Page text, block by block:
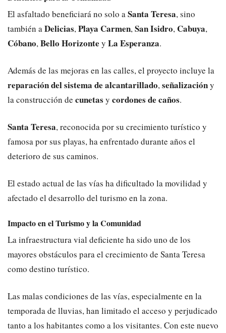
El asfaltado beneficiará no solo aSanta Teresa, sino
también aDelicias,Playa Carmen,San Isidro, Cabuya,
Cóbano,Bello Horizonte y La Esperanza.
Además de las mejoras en las calles, el proyecto incluye la
reparación del sistema de alcantarillado,señalizacióny
la construcción de cunetas y cordones de caños.
Santa Teresa, reconocida por su crecimiento turístico y
famosa por sus playas, ha enfrentado durante años el
deterioro de sus caminos.
El estado actual de las vías ha dificultado la movilidad y
afectado el desarrollo del turismo en la zona.
Impacto en el Turismo y la Comunidad
La infraestructura vial deficiente ha sido uno de los
mayores obstáculos para el crecimiento de Santa Teresa
como destino turístico.
Las malas condiciones de las vías, especialmente en la
temporada de lluvias, han limitado el acceso y perjudicado
tanto a los habitantes como a los visitantes. Con este nuevo